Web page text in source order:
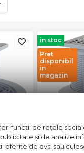
in stoc
Pret
disponibil
in
magazin
funcții de rețele
și de analize
de dvs. sau